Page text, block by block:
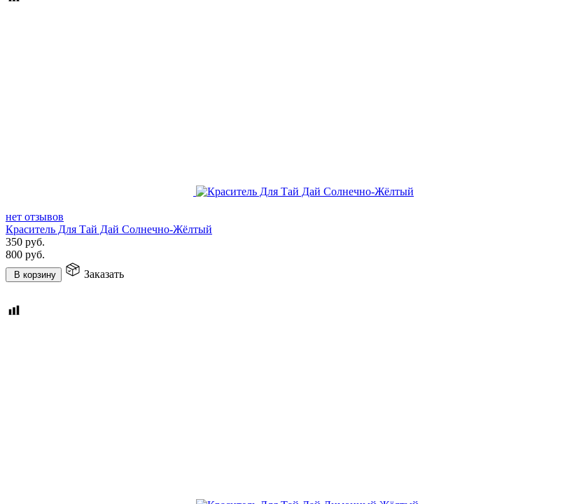
нет отзывов
Краситель Для Тай Дай Солнечно-Жёлтый
350 руб.
800 руб.
В корзину Заказать